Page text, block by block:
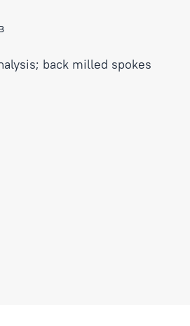
back milled spokes